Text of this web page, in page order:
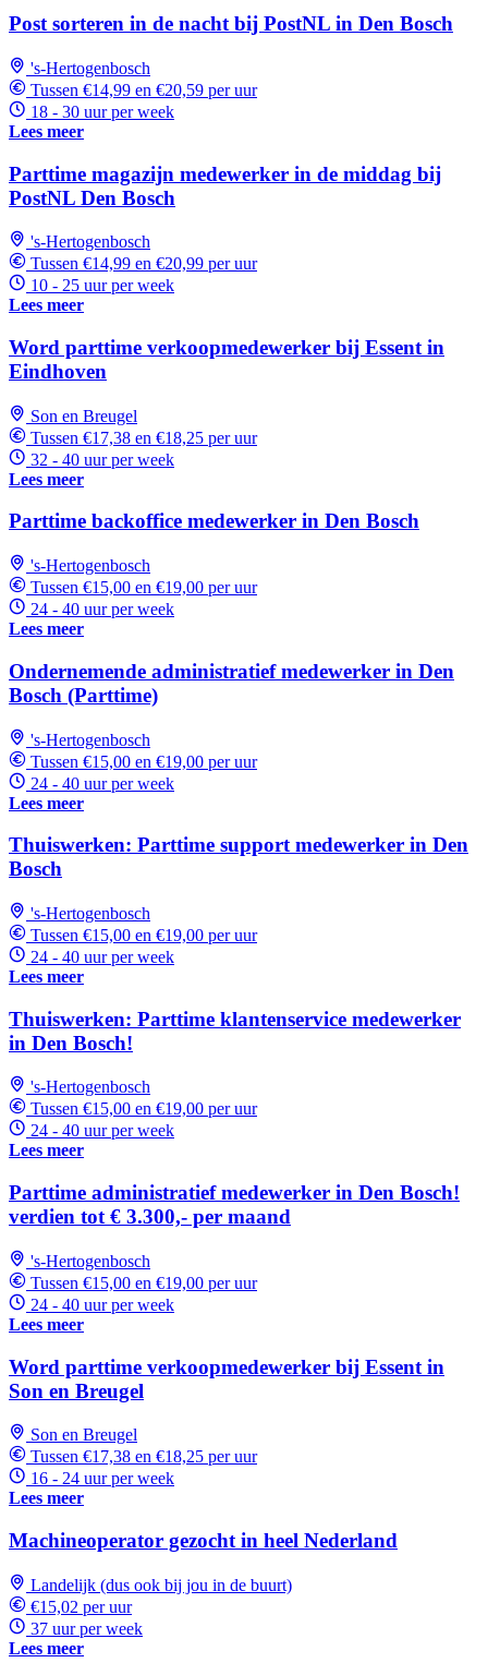
Post sorteren in de nacht bij PostNL in Den Bosch
's-Hertogenbosch
Tussen €14,99 en €20,59 per uur
18 - 30 uur per week
Lees meer
Parttime magazijn medewerker in de middag bij
PostNL Den Bosch
's-Hertogenbosch
Tussen €14,99 en €20,99 per uur
10 - 25 uur per week
Lees meer
Word parttime verkoopmedewerker bij Essent in
Eindhoven
Son en Breugel
Tussen €17,38 en €18,25 per uur
32 - 40 uur per week
Lees meer
Parttime backoffice medewerker in Den Bosch
's-Hertogenbosch
Tussen €15,00 en €19,00 per uur
24 - 40 uur per week
Lees meer
Ondernemende administratief medewerker in Den
Bosch (Parttime)
's-Hertogenbosch
Tussen €15,00 en €19,00 per uur
24 - 40 uur per week
Lees meer
Thuiswerken: Parttime support medewerker in Den
Bosch
's-Hertogenbosch
Tussen €15,00 en €19,00 per uur
24 - 40 uur per week
Lees meer
Thuiswerken: Parttime klantenservice medewerker
in Den Bosch!
's-Hertogenbosch
Tussen €15,00 en €19,00 per uur
24 - 40 uur per week
Lees meer
Parttime administratief medewerker in Den Bosch!
verdien tot € 3.300,- per maand
's-Hertogenbosch
Tussen €15,00 en €19,00 per uur
24 - 40 uur per week
Lees meer
Word parttime verkoopmedewerker bij Essent in
Son en Breugel
Son en Breugel
Tussen €17,38 en €18,25 per uur
16 - 24 uur per week
Lees meer
Machineoperator gezocht in heel Nederland
Landelijk (dus ook bij jou in de buurt)
€15,02 per uur
37 uur per week
Lees meer